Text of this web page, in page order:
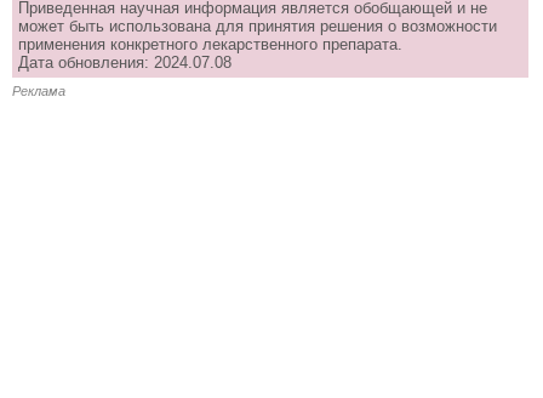
Приведенная научная информация является обобщающей и не
может быть использована для принятия решения о возможности
применения конкретного лекарственного препарата.
Дата обновления: 2024.07.08
Реклама